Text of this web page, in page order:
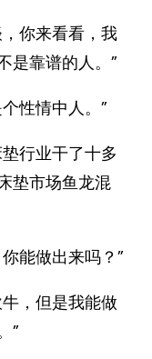
你来看看，我
是靠谱的人。”
性情中人。”
行业干了十多
垫市场鱼龙混
能做出来吗？”
，但是我能做
”